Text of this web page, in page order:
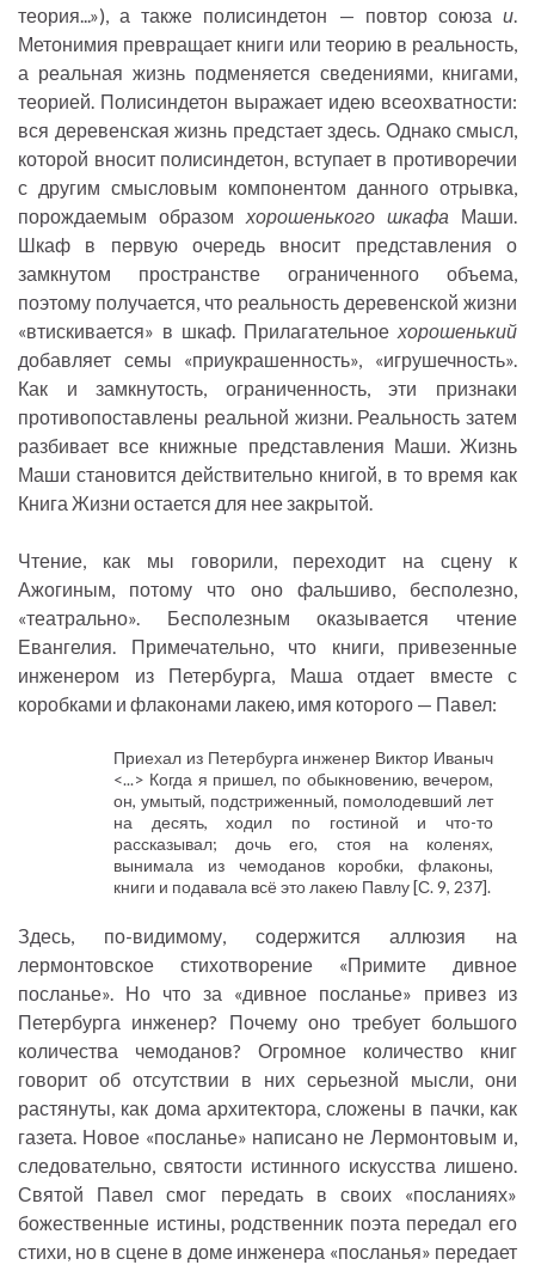
теория...»), а также полисиндетон — повтор союза и.
Метонимия превращает книги или теорию в реальность,
а реальная жизнь подменяется сведениями, книгами,
теорией. Полисиндетон выражает идею всеохватности:
вся деревенская жизнь предстает здесь. Однако смысл,
которой вносит полисиндетон, вступает в противоречии
с другим смысловым компонентом данного отрывка,
порождаемым образом хорошенького шкафа Маши.
Шкаф в первую очередь вносит представления о
замкнутом пространстве ограниченного объема,
поэтому получается, что реальность деревенской жизни
«втискивается» в шкаф. Прилагательное хорошенький
добавляет семы «приукрашенность», «игрушечность».
Как и замкнутость, ограниченность, эти признаки
противопоставлены реальной жизни. Реальность затем
разбивает все книжные представления Маши. Жизнь
Маши становится действительно книгой, в то время как
Книга Жизни остается для нее закрытой.
Чтение, как мы говорили, переходит на сцену к
Ажогиным, потому что оно фальшиво, бесполезно,
«театрально». Бесполезным оказывается чтение
Евангелия. Примечательно, что книги, привезенные
инженером из Петербурга, Маша отдает вместе с
коробками и флаконами лакею, имя которого — Павел:
Приехал из Петербурга инженер Виктор Иваныч
<...> Когда я пришел, по обыкновению, вечером,
он, умытый, подстриженный, помолодевший лет
на десять, ходил по гостиной и что-то
рассказывал; дочь его, стоя на коленях,
вынимала из чемоданов коробки, флаконы,
книги и подавала всё это лакею Павлу [С. 9, 237].
Здесь, по-видимому, содержится аллюзия на
лермонтовское стихотворение «Примите дивное
посланье». Но что за «дивное посланье» привез из
Петербурга инженер? Почему оно требует большого
количества чемоданов? Огромное количество книг
говорит об отсутствии в них серьезной мысли, они
растянуты, как дома архитектора, сложены в пачки, как
газета. Новое «посланье» написано не Лермонтовым и,
следовательно, святости истинного искусства лишено.
Святой Павел смог передать в своих «посланиях»
божественные истины, родственник поэта передал его
стихи, но в сцене в доме инженера «посланья» передает